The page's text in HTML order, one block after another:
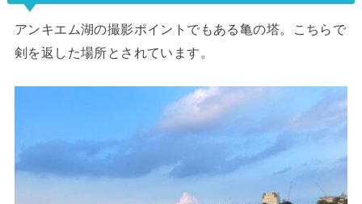
アンキエム湖の撮影ポイントでもある亀の塔。こちらで
剣を返した場所とされています。